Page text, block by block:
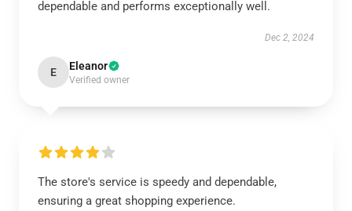
dependable and performs exceptionally well.
Dec 2, 2024
E Eleanor
Verified owner
The store's service is speedy and dependable,
ensuring a great shopping experience.